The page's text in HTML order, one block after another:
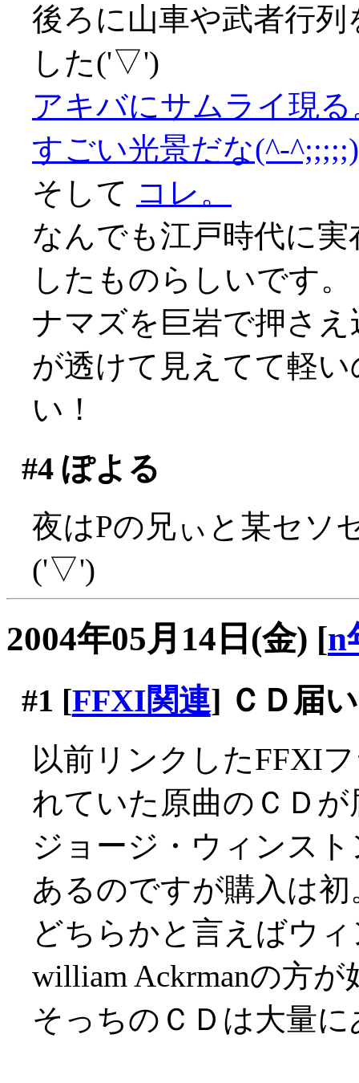
後ろに山車や武者行
した('▽')
アキバにサムライ現る
すごい光景だな(^-^;;;;;)
そして コレ。
なんでも江戸時代に
したものらしいです。
ナマズを巨岩で押さ
が透けて見えてて軽
い！
#4ぽよる
夜はPの兄ぃと某セソ
('▽')
2004年05月14日(金) [n
#1 [FFXI関連] ＣＤ届
以前リンクしたFFXI
れていた原曲のＣＤ
ジョージ・ウィンス
あるのですが購入は初
どちらかと言えばウ
william Ackrmanの方
そっちのＣＤは大量